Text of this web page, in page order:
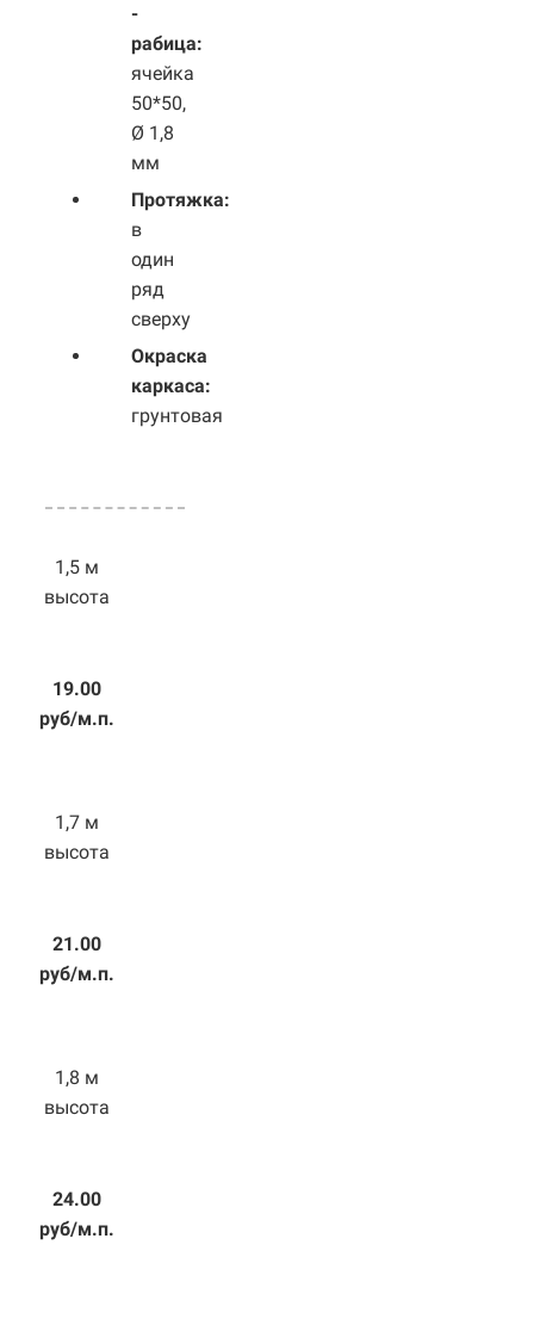
-
рабица:
ячейка
50*50,
Ø 1,8
мм
Протяжка:
в
один
ряд
сверху
Окраска
каркаса:
грунтовая
1,5 м
высота
19.00
руб/м.п.
1,7 м
высота
21.00
руб/м.п.
1,8 м
высота
24.00
руб/м.п.